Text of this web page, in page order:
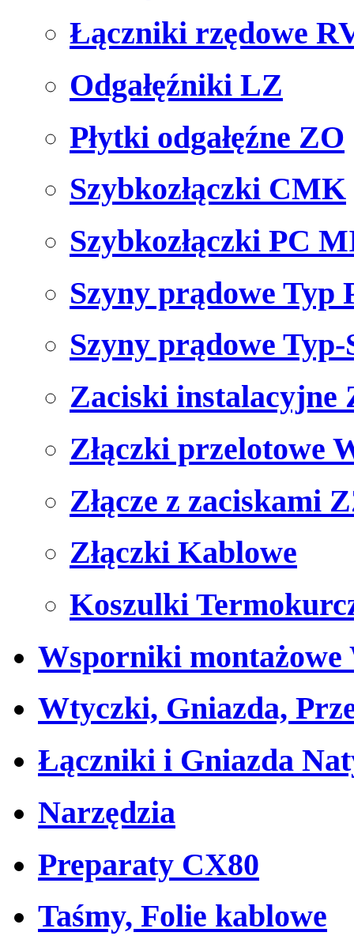
Łączniki rzędowe
Odgałęźniki LZ
Płytki odgałęźne ZO
Szybkozłączki CMK
Szybkozłączki PC
Szyny prądowe Typ
Szyny prądowe Typ-
Zaciski instalacyjne
Złączki przelotowe
Złącze z zaciskami
Złączki Kablowe
Koszulki
Wsporniki
Wtyczki, Gniazda,
Łączniki i Gniazda
Narzędzia
Preparaty CX80
Taśmy, Folie kablowe